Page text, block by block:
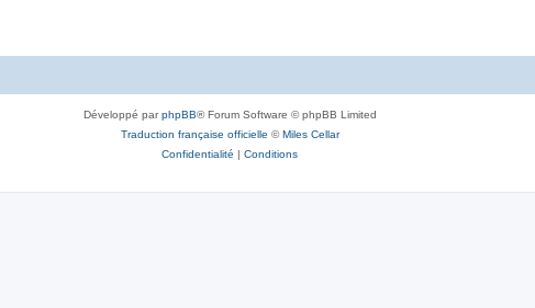
Développé parphpBB® Forum Software © phpBB Limited
Traduction française officielle ©Miles Cellar
Confidentialité | Conditions